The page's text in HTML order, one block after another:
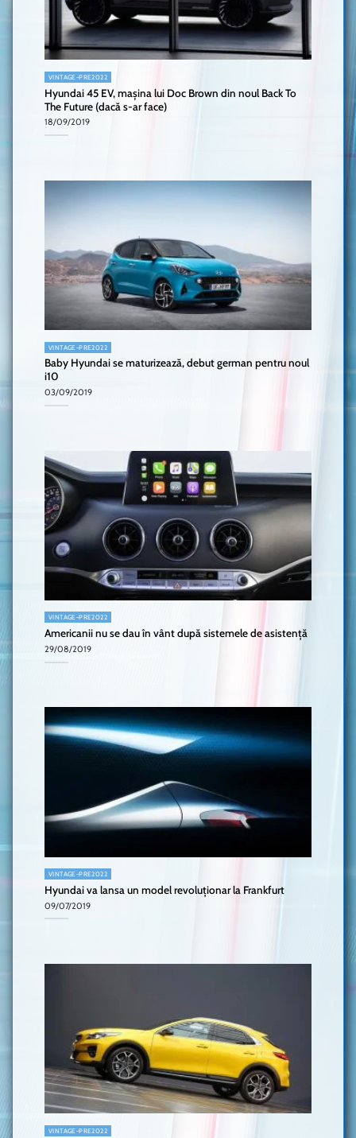
VINTAGE-PRE2022
Hyundai 45 EV, mașina lui Doc Brown din noul Back To
The Future (dacă s-ar face)
18/09/2019
VINTAGE-PRE2022
Baby Hyundai se maturizează, debut german pentru noul
i10
03/09/2019
VINTAGE-PRE2022
Americanii nu se dau în vânt după sistemele de asistență
29/08/2019
VINTAGE-PRE2022
Hyundai va lansa un model revoluționar la Frankfurt
09/07/2019
VINTAGE-PRE2022